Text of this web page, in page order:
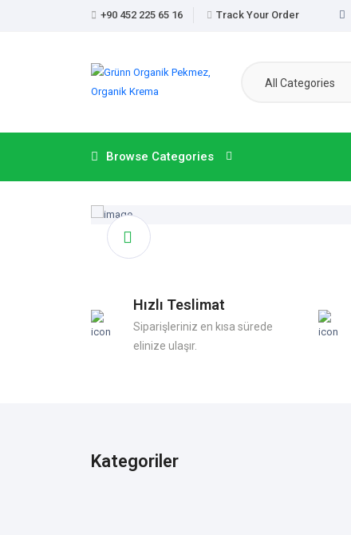
+90 452 225 65 16 Track Your Order
All Categories
Browse Categories
Hızlı Teslimat
Siparişleriniz en kısa sürede
elinize ulaşır.
Kategoriler